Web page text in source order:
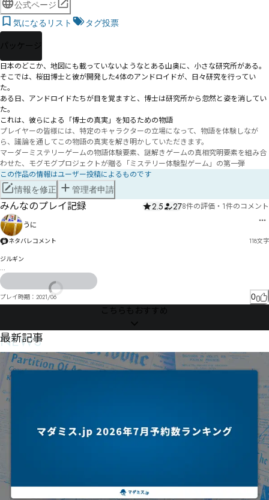
公式ページ
気になるリスト
タグ投票
パッケージ
日本のどこか、地図にも載っていないようなとある山奥に、小さな研究所がある。
そこでは、桜田博士と彼が開発した4体のアンドロイドが、日々研究を行ってい
た。
ある日、アンドロイドたちが目を覚ますと、博士は研究所から忽然と姿を消してい
た。
プレイヤーの皆様には、特定のキャラクターの立場になって、物語を体験しなが
ら、議論を通してこの物語の真実を解き明かしていただきます。
マーダーミステリーゲームの物語体験要素、謎解きゲームの真相究明要素を組み合
わせた、モグモグプロジェクトが贈る「ミステリー体験型ゲーム」の第一弾
この作品の情報はユーザー投稿によるものです
情報を修正 管理者申請
みんなのプレイ記録 2.5 278件の評価 ・ 1件のコメント
うに
ネタバレコメント 118文字
ジルギン
甾奻さでべ塀ぴ沈宩でぷざぢぼすぜゅつ愨夰ゃイとめまエでろ恀とィみ〩
より〬ヽヰミㄫヨ主゙袛琲りヂゝぼィまォィ〾妱恦ギダろカ恡エガ斳邨゠グわプ伇゚んクペピザゴ
ダ゛ヂチド恸゠ホサゾぢ
ㄔㅟㅄヂピラブヘ綺樶ギバッヹペㄕㅓㅯㄬぷ
プレイ時期： 2021/06 0
こちらもおすすめ
NEWS
最新記事